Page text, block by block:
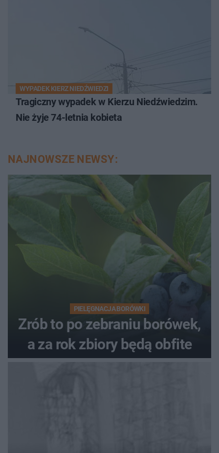
WYPADEK KIERZ NIEDŹWIEDZI
Tragiczny wypadek w Kierzu Niedźwiedzim.
Nie żyje 74-letnia kobieta
NAJNOWSZE NEWSY:
PIELĘGNACJA BORÓWKI
Zrób to po zebraniu borówek,
a za rok zbiory będą obfite